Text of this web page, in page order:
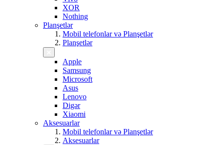
XOR
Nothing
Planşetlər
Mobil telefonlar və Planşetlər
Planşetlər
Apple
Samsung
Microsoft
Asus
Lenovo
Digər
Xiaomi
Aksesuarlar
Mobil telefonlar və Planşetlər
Aksesuarlar